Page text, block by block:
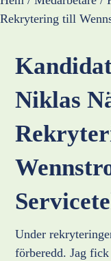
Rekrytering till
Niklas
Under
förberedd. Jag